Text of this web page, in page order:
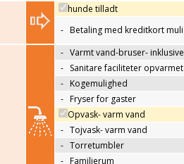
hunde tilladt
- Betaling med kreditkort
- Varmt vand-bruser- inklusive
- Sanitare faciliteter opvarmet
- Kogemulighed
- Fryser for gaster
Opvask- varm vand
- Tojvask- varm vand
- Torretumbler
- Familierum